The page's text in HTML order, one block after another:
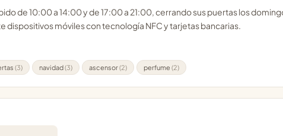
de 10:00 a 14:00 y de 17:00 a 21:00, cerrando sus puertas los
móviles con tecnología NFC y tarjetas bancarias.
(3) navidad(3) ascensor(2) perfume (2)